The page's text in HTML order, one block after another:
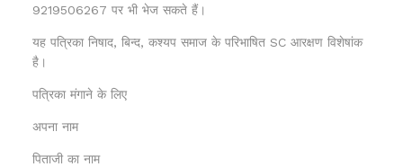
9219506267 पर भी भेज सकते हैं।
यह पत्रिका निषाद, बिन्द, कश्यप समाज के परिभाषित SC आरक्षण विशेषांक
है।
पत्रिका मंगाने के लिए
अपना नाम
पिताजी का नाम